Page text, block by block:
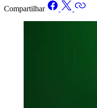
Compartilhar